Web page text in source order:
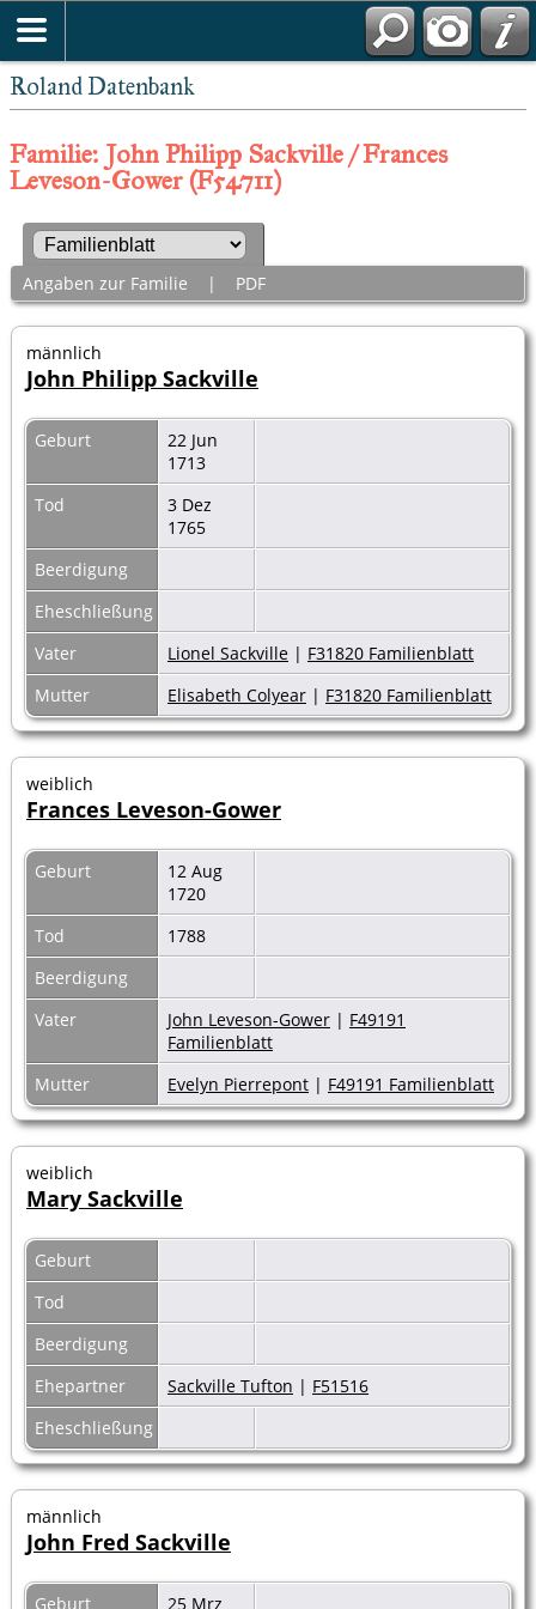
Roland Datenbank
Familie: John Philipp Sackville / Frances
Leveson-Gower (F54711)
Angaben zur Familie | PDF
männlich
John Philipp Sackville
Geburt
22 Jun
1713
Tod
3 Dez
1765
Beerdigung
Eheschließung
Vater
Lionel Sackville | F31820 Familienblatt
Mutter
Elisabeth Colyear | F31820 Familienblatt
weiblich
Frances Leveson-Gower
Geburt
12 Aug
1720
Tod
1788
Beerdigung
Vater
John Leveson-Gower | F49191
Familienblatt
Mutter
Evelyn Pierrepont | F49191 Familienblatt
weiblich
Mary Sackville
Geburt
Tod
Beerdigung
Ehepartner
Sackville Tufton | F51516
Eheschließung
männlich
John Fred Sackville
Geburt 25 Mrz